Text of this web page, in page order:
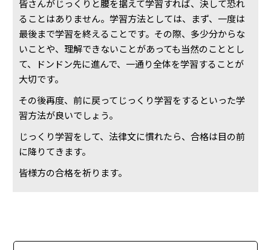
皆さんがじっくりと腰を据えて学習すれば、決して恐れ
ることはありません。学習方法としては、まず、一度は
最後まで学習を終えることです。その際、多少分からな
いことや、理解できないことがあっても当然のこととし
て、ドンドン先に進んで、一通り全体を学習することが
大切です。
その後再度、前に戻ってじっくり学習をするといった学
習方法が良いでしょう。
じっくり学習をして、法律文に慣れたら、合格は目の前
に降りてきます。
皆様方の合格を祈ります。